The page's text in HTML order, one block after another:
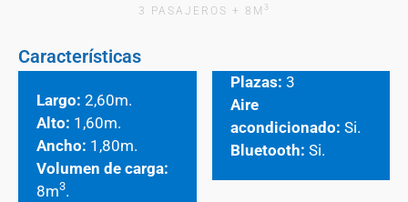
3 PASAJEROS + 8M 3
Características
Largo: 2,60m.
Alto: 1,60m.
Ancho: 1,80m.
Volumen de carga:
8m3.
Plazas: 3
Aire
acondicionado: Si.
Bluetooth: Si.